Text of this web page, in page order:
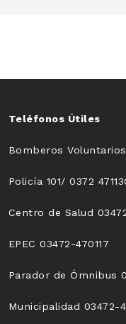
Teléfonos Útiles
Bomberos
Policía 101/ 0372
Centro de Salud
EPEC 03472-470117
Parador de Ómnibus
Municipalidad 03472-